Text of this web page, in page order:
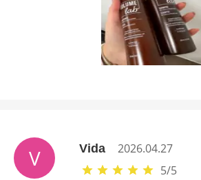
V Vida
2026.04.27
5/5